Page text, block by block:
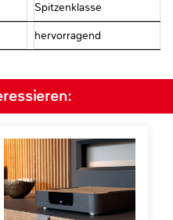
Spitzenklasse
hervorragend